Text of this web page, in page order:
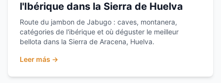
l'Ibérique dans la Sierra de Huelva
Route du jambon de Jabugo : caves, montanera,
catégories de l'ibérique et où déguster le meilleur
bellota dans la Sierra de Aracena, Huelva.
Leer más →